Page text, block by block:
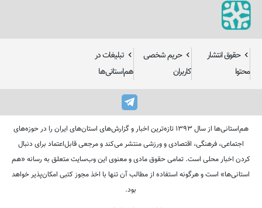
حقوق انتشار
محتوا
حریم شخصی
کاربران
تبلیغات در
هم‌استانی‌ها
هم‌استانی‌ها از سال ۱۳۹۳ تازه‌ترین اخبار و گزارش‌های استان‌های ایران را در حوزه‌های
اجتماعی، فرهنگی، اقتصادی و ورزشی منتشر می‌کند و مرجعی قابل‌اعتماد برای دنبال
کردن اخبار محلی است. تمامی حقوق مادی و معنوی این وب‌سایت متعلق به رسانه «هم
استانی‌ها» است و هرگونه استفاده از مطالب آن تنها با اخذ مجوز کتبی امکان‌پذیر خواهد
بود.